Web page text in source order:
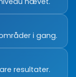
i gang.
resultater.